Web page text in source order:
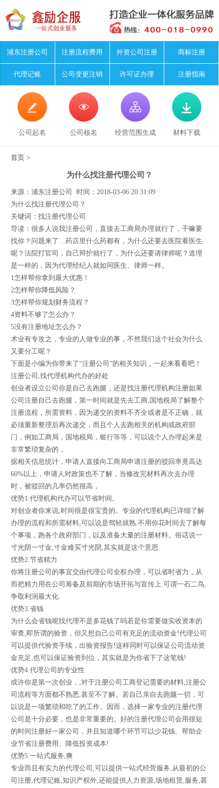
浦东注册公司 注册流程费用 外资公司注册 商标注册
代理记账 公司变更注销 许可证办理 注册指南

公司起名

公司核名

经营范围生成

材料下载
首页 >
为什么找注册代理公司？
来源：浦东注册公司 时间：2018-03-06 20:31:09
为什么找注册代理公司？
关键词：找注册代理公司
导读：很多人说我注册公司，直接去工商局办理就行了，干嘛要
找你？问题来了…药店里什么药都有，为什么还要去医院看医生
呢？法院打官司，自己辩护就行了，为什么还要请律师呢？道理
是一样的，因为代理经纪人就如同医生、律师一样。
1怎样帮你拿到最大优惠！
2怎样帮你降低风险？
3怎样帮你规划财务流程？
4资料不够了怎么办？
5没有注册地址怎么办？
术业有专攻之，专业的人做专业的事，不然我们这个社会为什么
又要分工呢？
下面是小编为你带来了“注册公司”的相关知识，一起来看看吧！
注册公司,找代理机构代办的好处
创业者设立公司你是自己去跑腿，还是找注册代理机构注册如果
公司注册自己去跑腿，第一时间就是先去工商,国地税局了解整个
注册流程，所需资料，因为递交的资料不齐全或者是不正确，就
必须重新整理后再次递交，而且个人去跑相关的机构或政府部
门，例如工商局，国地税局，银行等等，可以说个人办理起来是
非常繁琐复杂的，
据相关信息统计，申请人直接向工商局申请注册的驳回率竟高达
60%以上，申请人对政策也不了解，当修改完材料再次去办理
时，被驳回的几率仍然很高，
优势1.代理机构代办可以节省时间。
对创业者你来说,时间很是很宝贵的。专业的代理机构已详细了解
办理的流程和所需材料,可以说是驾轻就熟.不用你花时间去了解每
个事项，跑各个政府部门，以及准备大量的注册材料。俗话说一
寸光阴一寸金,寸金难买寸光阴,其实就是这个意思.
优势2.节省精力
你将注册公司的事宜交由代理公司全权办理，可以省时省力，从
而把精力用在公司筹备及前期的市场开拓与宣传上.可谓一石二鸟,
争取利润最大化.
优势3.省钱
为什么会省钱呢找代理不是多花钱了吗若是你需要做实收资本的
审查,即所谓的验资，但又想自己公司有充足的流动资金!代理公司
可以提供代验资手续，出验资报告!这样同时可以保证公司流动资
金充足,也可以保证验资到位，其实就是为你省下了这笔钱!
优势4.代理公司的专业性
或许你是第一次创业，,对于注册公司工商登记需要的材料,注册公
司流程等方面都不熟悉,甚至不了解。若自己亲自去跑腿一切，可
以说是一项繁琐和吃了的工作。因而，选择一家专业的注册代理
公司是十分必要，也是非常重要的。好的注册代理公司会用很短
的时间注册好一家公司，并且知道哪个环节可以少花钱、帮助企
业节省注册费用、降低投资成本!
优势5.一站式服务,爽
专业而且有实力的代理公司,可以提供一站式经营服务,从最初的公
司注册,代理记账,知识产权外,还能提供人力资源,场地租赁,服务,甚